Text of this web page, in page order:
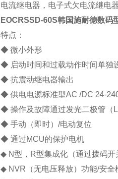
电流继电器，电子式欠电流继电
EOCRSSD-60S韩国施耐德数码
特点：
◆ 微小外形
◆ 启动时间和过载动作时间单独
◆ 抗震动继电器输出
◆ 供电电源标准型AC /DC 24-
◆ 操作及故障通过发光二极管（
◆ 手动（即时）/电动复位
◆ 通过MCU的保护电机
◆ N型，R型集成化（通过拨码开
◆ NVR（无电压释放）功能/安全